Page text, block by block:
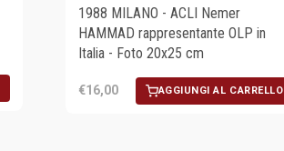
1988 MILANO - ACLI Nemer
HAMMAD rappresentante OLP in
Italia - Foto 20x25 cm
€16,00 AGGIUNGI AL CARRELLO